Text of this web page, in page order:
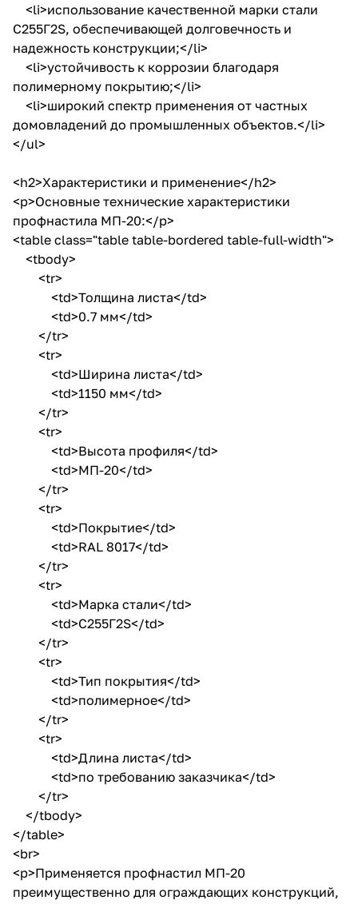
<li>использование качественной марки стали
С255Г2S, обеспечивающей долговечность и
надежность конструкции;</li>
<li>устойчивость к коррозии благодаря
полимерному покрытию;</li>
<li>широкий спектр применения от частных
домовладений до промышленных объектов.</li>
</ul>
<h2>Характеристики и применение</h2>
<p>Основные технические характеристики
профнастила МП-20:</p>
<table class="table table-bordered table-full-width">
<tbody>
<tr>
<td>Толщина листа</td>
<td>0.7 мм</td>
</tr>
<tr>
<td>Ширина листа</td>
<td>1150 мм</td>
</tr>
<tr>
<td>Высота профиля</td>
<td>МП-20</td>
</tr>
<tr>
<td>Покрытие</td>
<td>RAL 8017</td>
</tr>
<tr>
<td>Марка стали</td>
<td>С255Г2S</td>
</tr>
<tr>
<td>Тип покрытия</td>
<td>полимерное</td>
</tr>
<tr>
<td>Длина листа</td>
<td>по требованию заказчика</td>
</tr>
</tbody>
</table>
<br>
<p>Применяется профнастил МП-20
преимущественно для ограждающих конструкций,